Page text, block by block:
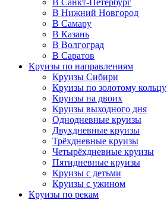
В Санкт-Петербург
В Нижний Новгород
В Самару
В Казань
В Волгоград
В Саратов
Круизы по направлениям
Круизы Сибири
Круизы по золотому кольцу
Круизы на двоих
Круизы выходного дня
Однодневные круизы
Двухдневные круизы
Трёхдневные круизы
Четырёхдневные круизы
Пятидневные круизы
Круизы с детьми
Круизы с ужином
Круизы по рекам